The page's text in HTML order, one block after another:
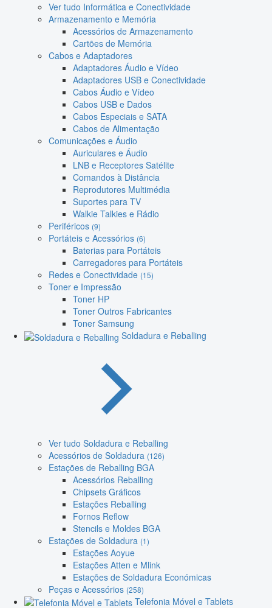
Ver tudo Informática e Conectividade
Armazenamento e Memória
Acessórios de Armazenamento
Cartões de Memória
Cabos e Adaptadores
Adaptadores Áudio e Vídeo
Adaptadores USB e Conectividade
Cabos Áudio e Vídeo
Cabos USB e Dados
Cabos Especiais e SATA
Cabos de Alimentação
Comunicações e Áudio
Auriculares e Áudio
LNB e Receptores Satélite
Comandos à Distância
Reprodutores Multimédia
Suportes para TV
Walkie Talkies e Rádio
Periféricos (9)
Portáteis e Acessórios (6)
Baterias para Portáteis
Carregadores para Portáteis
Redes e Conectividade (15)
Toner e Impressão
Toner HP
Toner Outros Fabricantes
Toner Samsung
Soldadura e Reballing
Ver tudo Soldadura e Reballing
Acessórios de Soldadura (126)
Estações de Reballing BGA
Acessórios Reballing
Chipsets Gráficos
Estações Reballing
Fornos Reflow
Stencils e Moldes BGA
Estações de Soldadura (1)
Estações Aoyue
Estações Atten e Mlink
Estações de Soldadura Económicas
Peças e Acessórios (258)
Telefonia Móvel e Tablets